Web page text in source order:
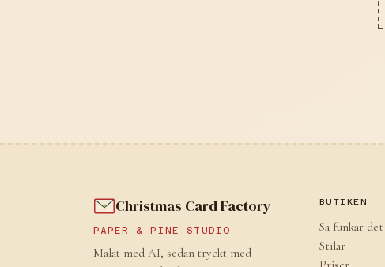
Christmas Card Factory
PAPER & PINE STUDIO
Malat med AI, sedan tryckt med
BUTIKEN
Sa funkar det
Stilar